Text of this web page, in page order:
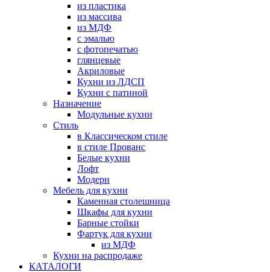
из пластика
из массива
из МДФ
с эмалью
с фотопечатью
глянцевые
Акриловые
Кухни из ЛДСП
Кухни с патиной
Назначение
Модульные кухни
Стиль
в Классическом стиле
в стиле Прованс
Белые кухни
Лофт
Модерн
Мебель для кухни
Каменная столешница
Шкафы для кухни
Барные стойки
Фартук для кухни
из МДФ
Кухни на распродаже
КАТАЛОГИ